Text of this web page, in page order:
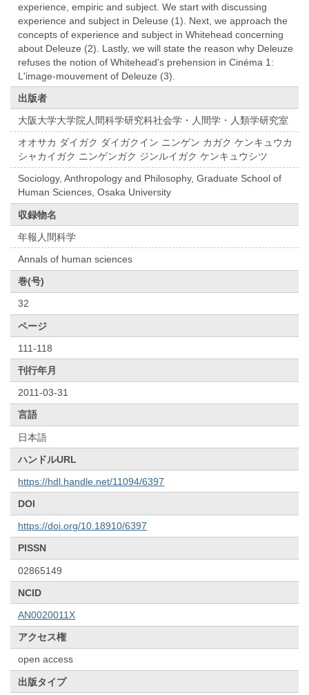
experience, empiric and subject. We start with discussing
experience and subject in Deleuse (1). Next, we approach the
concepts of experience and subject in Whitehead concerning
about Deleuze (2). Lastly, we will state the reason why Deleuze
refuses the notion of Whitehead's prehension in Cinéma 1:
L'image-mouvement of Deleuze (3).
出版者
大阪大学大学院人間科学研究科社会学・人間学・人類学研究室
オオサカ ダイガク ダイガクイン ニンゲン カガク ケンキュウカ
シャカイガク ニンゲンガク ジンルイガク ケンキュウシツ
Sociology, Anthropology and Philosophy, Graduate School of
Human Sciences, Osaka University
収録物名
年報人間科学
Annals of human sciences
巻(号)
32
ページ
111-118
刊行年月
2011-03-31
言語
日本語
ハンドルURL
https://hdl.handle.net/11094/6397
DOI
https://doi.org/10.18910/6397
PISSN
02865149
NCID
AN0020011X
アクセス権
open access
出版タイプ